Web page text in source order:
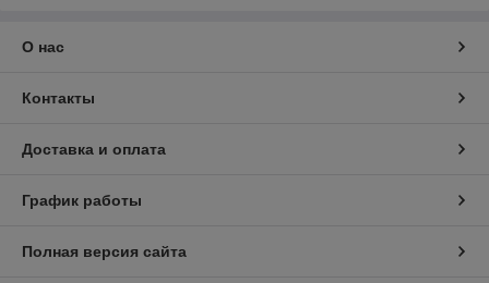
О нас
Контакты
Доставка и оплата
График работы
Полная версия сайта